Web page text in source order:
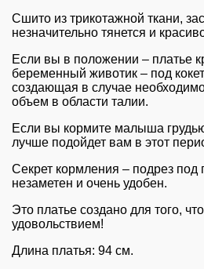
Сшито из трикотажной ткани,
незначительно тянется и
Если вы в положении – платье
беременный животик – под
создающая в случае
объем в области талии.
Если вы кормите малыша
лучше подойдет вам в этот
Секрет кормления – подрез
незаметен и очень удобен.
Это платье создано для того,
удовольствием!
Длина платья: 94 см.